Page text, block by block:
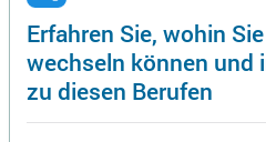
Erfahren Sie, wohin
wechseln können und
zu diesen Berufen